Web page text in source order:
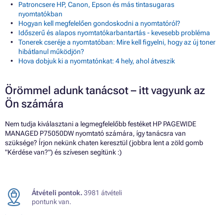
Patroncsere HP, Canon, Epson és más tintasugaras
nyomtatókban
Hogyan kell megfelelően gondoskodni a nyomtatóról?
Időszerű és alapos nyomtatókarbantartás - kevesebb probléma
Tonerek cseréje a nyomtatóban: Mire kell figyelni, hogy az új toner
hibátlanul működjön?
Hova dobjuk ki a nyomtatónkat: 4 hely, ahol átveszik
Örömmel adunk tanácsot – itt vagyunk az
Ön számára
Nem tudja kiválasztani a legmegfelelőbb festéket HP PAGEWIDE
MANAGED P75050DW nyomtató számára, így tanácsra van
szüksége? Írjon nekünk chaten keresztül (jobbra lent a zöld gomb
"Kérdése van?") és szívesen segítünk :)
Átvételi pontok.3981 átvételi
pontunk van.